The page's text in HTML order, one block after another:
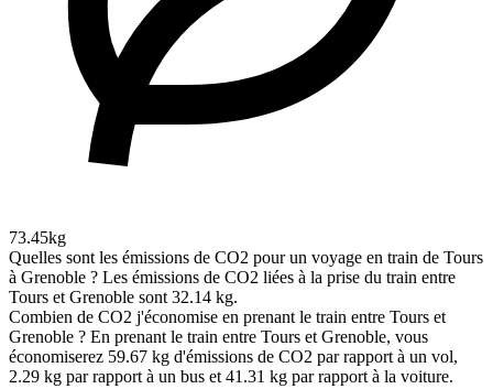
73.45kg
Quelles sont les émissions de CO2 pour un voyage en train de Tours
à Grenoble ? Les émissions de CO2 liées à la prise du train entre
Tours et Grenoble sont 32.14 kg.
Combien de CO2 j'économise en prenant le train entre Tours et
Grenoble ? En prenant le train entre Tours et Grenoble, vous
économiserez 59.67 kg d'émissions de CO2 par rapport à un vol,
2.29 kg par rapport à un bus et 41.31 kg par rapport à la voiture.